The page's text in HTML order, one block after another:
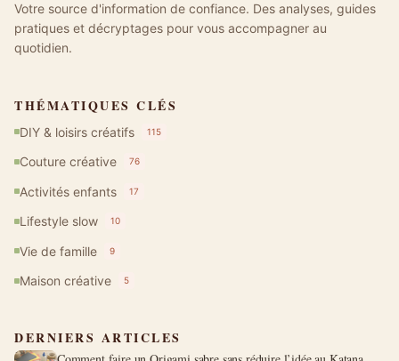
Votre source d'information de confiance. Des analyses, guides
pratiques et décryptages pour vous accompagner au
quotidien.
THÉMATIQUES CLÉS
DIY & loisirs créatifs 115
Couture créative 76
Activités enfants 17
Lifestyle slow 10
Vie de famille 9
Maison créative 5
DERNIERS ARTICLES